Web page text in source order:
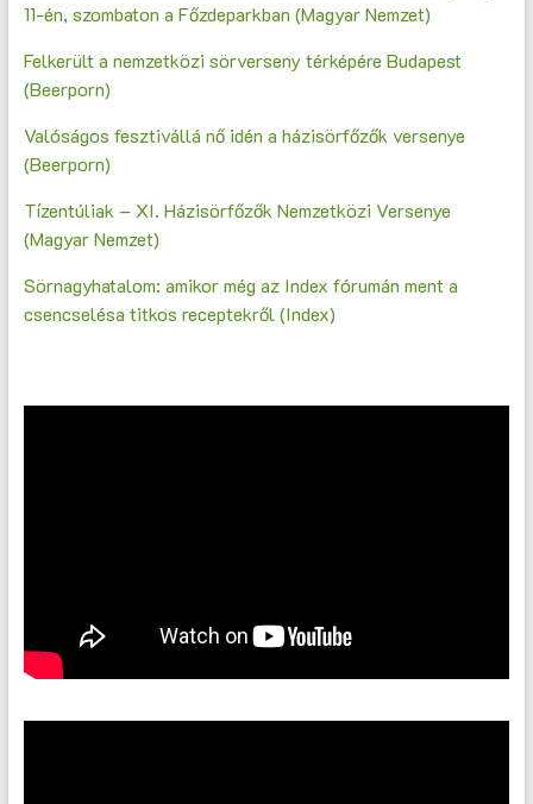
11-én, szombaton a Főzdeparkban (Magyar Nemzet)
Felkerült a nemzetközi sörverseny térképére Budapest
(Beerporn)
Valóságos fesztivállá nő idén a házisörfőzők versenye
(Beerporn)
Tízentúliak – XI. Házisörfőzők Nemzetközi Versenye
(Magyar Nemzet)
Sörnagyhatalom: amikor még az Index fórumán ment a
csencselésa titkos receptekről (Index)